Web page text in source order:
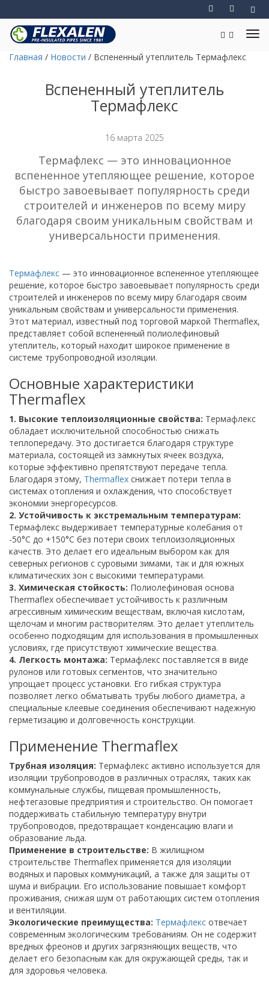
Главная / Новости / Вспененный утеплитель Термафлекс
Вспененный утеплитель
Термафлекс
16 марта 2025
Термафлекс — это инновационное
вспененное утепляющее решение, которое
быстро завоевывает популярность среди
строителей и инженеров по всему миру
благодаря своим уникальным свойствам и
универсальности применения.
Термафлекс — это инновационное вспененное утепляющее
решение, которое быстро завоевывает популярность среди
строителей и инженеров по всему миру благодаря своим
уникальным свойствам и универсальности применения.
Этот материал, известный под торговой маркой Thermaflex,
представляет собой вспененный полиолефиновый
утеплитель, который находит широкое применение в
системе трубопроводной изоляции.
Основные характеристики
Thermaflex
1. Высокие теплоизоляционные свойства: Термафлекс
обладает исключительной способностью снижать
теплопередачу. Это достигается благодаря структуре
материала, состоящей из замкнутых ячеек воздуха,
которые эффективно препятствуют передаче тепла.
Благодаря этому, Thermaflex снижает потери тепла в
системах отопления и охлаждения, что способствует
экономии энергоресурсов.
2. Устойчивость к экстремальным температурам:
Термафлекс выдерживает температурные колебания от
-50°C до +150°C без потери своих теплоизоляционных
качеств. Это делает его идеальным выбором как для
северных регионов с суровыми зимами, так и для южных
климатических зон с высокими температурами.
3. Химическая стойкость: Полиолефиновая основа
Thermaflex обеспечивает устойчивость к различным
агрессивным химическим веществам, включая кислотам,
щелочам и многим растворителям. Это делает утеплитель
особенно подходящим для использования в промышленных
условиях, где присутствуют химические вещества.
4. Легкость монтажа: Термафлекс поставляется в виде
рулонов или готовых сегментов, что значительно
упрощает процесс установки. Его гибкая структура
позволяет легко обматывать трубы любого диаметра, а
специальные клеевые соединения обеспечивают надежную
герметизацию и долговечность конструкции.
Применение Thermaflex
Трубная изоляция: Термафлекс активно используется для
изоляции трубопроводов в различных отраслях, таких как
коммунальные службы, пищевая промышленность,
нефтегазовые предприятия и строительство. Он помогает
поддерживать стабильную температуру внутри
трубопроводов, предотвращает конденсацию влаги и
образование льда.
Применение в строительстве: В жилищном
строительстве Thermaflex применяется для изоляции
водяных и паровых коммуникаций, а также для защиты от
шума и вибрации. Его использование повышает комфорт
проживания, снижая шум от работающих систем отопления
и вентиляции.
Экологические преимущества: Термафлекс отвечает
современным экологическим требованиям. Он не содержит
вредных фреонов и других загрязняющих веществ, что
делает его безопасным как для окружающей среды, так и
для здоровья человека.